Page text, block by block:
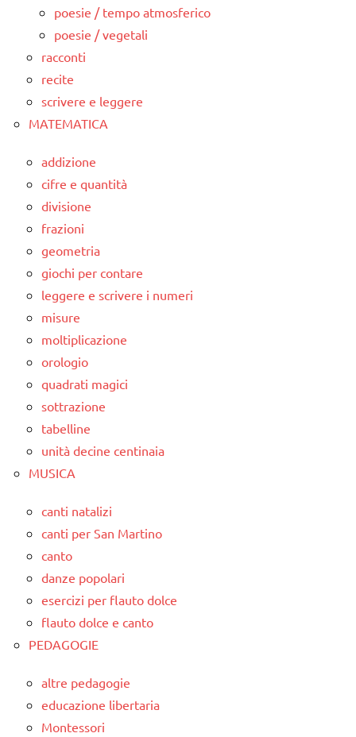
poesie / tempo atmosferico
poesie / vegetali
racconti
recite
scrivere e leggere
MATEMATICA
addizione
cifre e quantità
divisione
frazioni
geometria
giochi per contare
leggere e scrivere i numeri
misure
moltiplicazione
orologio
quadrati magici
sottrazione
tabelline
unità decine centinaia
MUSICA
canti natalizi
canti per San Martino
canto
danze popolari
esercizi per flauto dolce
flauto dolce e canto
PEDAGOGIE
altre pedagogie
educazione libertaria
Montessori